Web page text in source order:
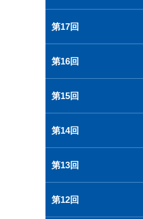
第17回
第16回
第15回
第14回
第13回
第12回